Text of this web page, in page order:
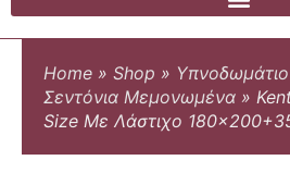
Home » Shop » Υπνοδωμάτιο
Σεντόνια Μεμονωμένα »
Size Με Λάστιχο